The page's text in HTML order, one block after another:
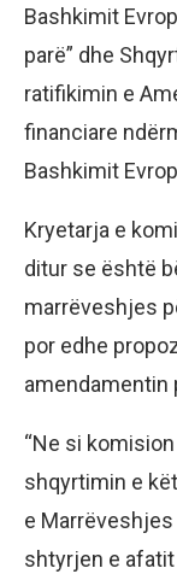
Bashkimit
parë” dhe
ratifikimin e
financiare
Bashkimit
Kryetarja e
ditur se është
marrëveshjes
por edhe
amendamentin
“Ne si
shqyrtimin e
e Marrëveshjes
shtyrjen e